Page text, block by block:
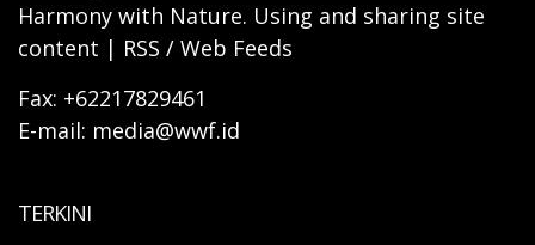
Harmony with Nature. Using and sharing site
content | RSS / Web Feeds
Fax: +62217829461
E-mail: media@wwf.id
TERKINI